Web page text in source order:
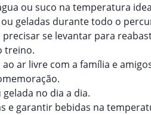
ou suco na temperatura
geladas durante todo o
se levantar para
treino.
ar livre com a família e
no dia a dia.
e garantir bebidas na